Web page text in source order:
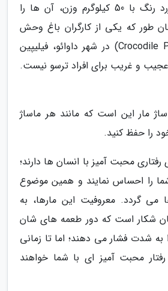
مار پیتون برمه ای زرد رنگ با 50 کیلوگرم وزن، آن ها را
طور که یکی از کارگران باغ وحش
پارک کروکودیل (Crocodile Park) در شهر داوائو، فیلیپین
و غریب برای افراد ترسو نیست.
مار این است که مانند هر ماساژ
را حفظ کنید.
محبت آمیز با انسان ها دارند؛
را احساس نمایند و همین موضوع
می گردد. معروفیت این مارها، به
شکار است که دور طعمه های شان
به شدت فشار می دهند؛ اما تا زمانی
محبت آمیز ای با شما خواهند